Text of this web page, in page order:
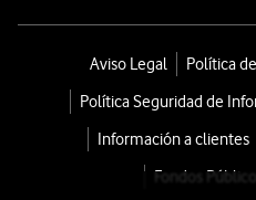
Aviso Legal
Política
Política Seguridad de
Información a clientes
Fondos Públicos